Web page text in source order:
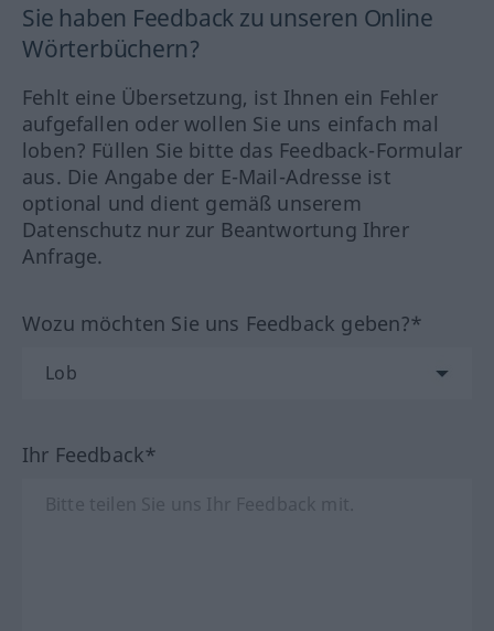
Sie haben Feedback zu unseren Online
Wörterbüchern?
Fehlt eine Übersetzung, ist Ihnen ein Fehler
aufgefallen oder wollen Sie uns einfach mal
loben? Füllen Sie bitte das Feedback-Formular
aus. Die Angabe der E-Mail-Adresse ist
optional und dient gemäß unserem
Datenschutz nur zur Beantwortung Ihrer
Anfrage.
Wozu möchten Sie uns Feedback geben?*
Ihr Feedback*